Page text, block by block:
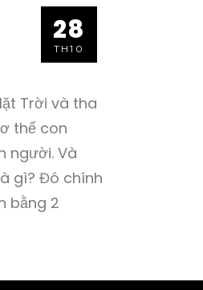
28
TH10
Trời và tha
thể con
người. Và
gì? Đó chính
bằng 2